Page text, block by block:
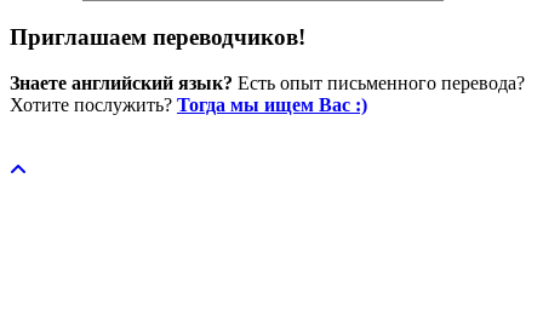
Приглашаем переводчиков!
Знаете английский язык? Есть опыт письменного перевода?
Хотите послужить? Тогда мы ищем Вас :)